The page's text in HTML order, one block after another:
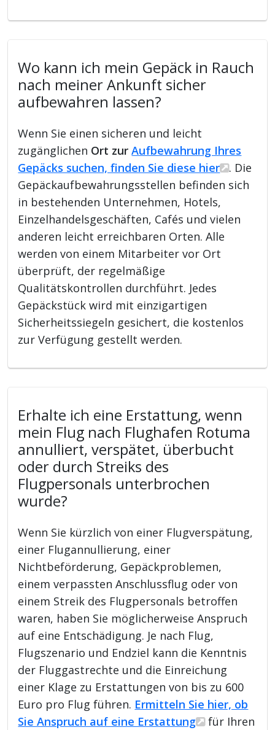
Wo kann ich mein Gepäck in Rauch
nach meiner Ankunft sicher
aufbewahren lassen?
Wenn Sie einen sicheren und leicht
zugänglichen Ort zurAufbewahrung Ihres
Gepäcks suchen, finden Sie diese hier
. Die
Gepäckaufbewahrungsstellen befinden sich
in bestehenden Unternehmen, Hotels,
Einzelhandelsgeschäften, Cafés und vielen
anderen leicht erreichbaren Orten. Alle
werden von einem Mitarbeiter vor Ort
überprüft, der regelmäßige
Qualitätskontrollen durchführt. Jedes
Gepäckstück wird mit einzigartigen
Sicherheitssiegeln gesichert, die kostenlos
zur Verfügung gestellt werden.
Erhalte ich eine Erstattung, wenn
mein Flug nach Flughafen Rotuma
annulliert, verspätet, überbucht
oder durch Streiks des
Flugpersonals unterbrochen
wurde?
Wenn Sie kürzlich von einer Flugverspätung,
einer Flugannullierung, einer
Nichtbeförderung, Gepäckproblemen,
einem verpassten Anschlussflug oder von
einem Streik des Flugpersonals betroffen
waren, haben Sie möglicherweise Anspruch
auf eine Entschädigung. Je nach Flug,
Flugszenario und Endziel kann die Kenntnis
der Fluggastrechte und die Einreichung
einer Klage zu Erstattungen von bis zu 600
Euro pro Flug führen. Ermitteln Sie hier, ob
Sie Anspruch auf eine Erstattung
für Ihren